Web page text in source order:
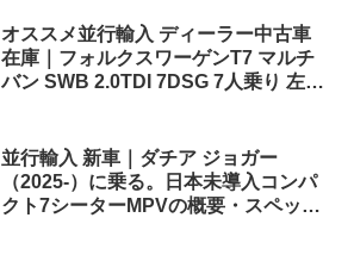
オススメ並行輸入 ディーラー中古車
在庫｜フォルクスワーゲンT7 マルチ
バン SWB 2.0TDI 7DSG 7人乗り 左ハ
並行輸入 新車｜ダチア ジョガー
（2025-）に乗る。日本未導入コンパ
クト7シーターMPVの概要・スペッ